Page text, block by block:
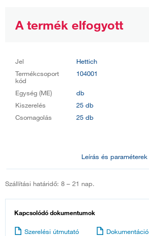
A termék elfogyott
Jel
Hettich
Termékcsoport
kód
104001
Egység (ME)
db
Kiszerelés
25 db
Csomagolás
25 db
Leírás és paraméterek
Szállítási határidő: 8 – 21 nap.
Kapcsolódó dokumentumok
Szerelési útmutató Dokumentáció